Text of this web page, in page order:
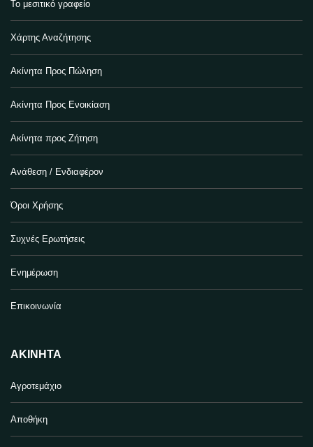
Το μεσιτικό γραφείο
Χάρτης Αναζήτησης
Ακίνητα Προς Πώληση
Ακίνητα Προς Ενοικίαση
Ακίνητα προς Ζήτηση
Ανάθεση / Ενδιαφέρον
Όροι Χρήσης
Συχνές Ερωτήσεις
Ενημέρωση
Επικοινωνία
ΑΚΊΝΗΤΑ
Αγροτεμάχιο
Αποθήκη